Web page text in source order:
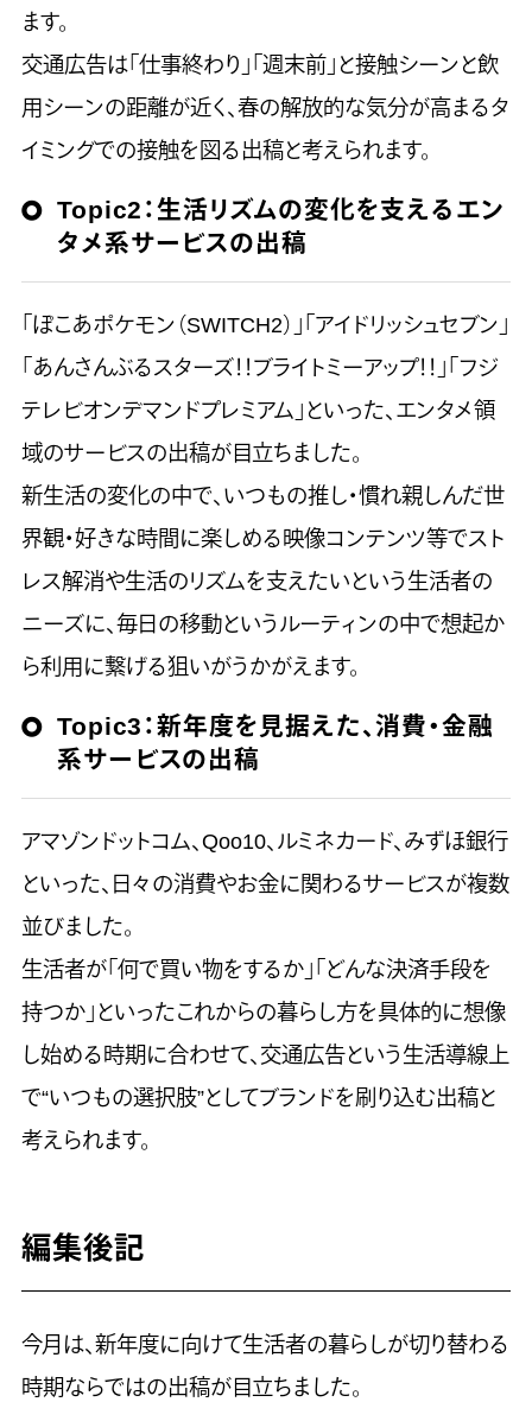
ます。
交通広告は「仕事終わり」「週末前」と接触シーンと飲
用シーンの距離が近く、春の解放的な気分が高まるタ
イミングでの接触を図る出稿と考えられます。
Topic2：生活リズムの変化を支えるエン
タメ系サービスの出稿
「ぽこあポケモン（SWITCH2）」「アイドリッシュセブン」
「あんさんぶるスターズ！！ブライトミーアップ！！」「フジ
テレビオンデマンドプレミアム」といった、エンタメ領
域のサービスの出稿が目立ちました。
新生活の変化の中で、いつもの推し・慣れ親しんだ世
界観・好きな時間に楽しめる映像コンテンツ等でスト
レス解消や生活のリズムを支えたいという生活者の
ニーズに、毎日の移動というルーティンの中で想起か
ら利用に繋げる狙いがうかがえます。
Topic3：新年度を見据えた、消費・金融
系サービスの出稿
アマゾンドットコム、Qoo10、ルミネカード、みずほ銀行
といった、日々の消費やお金に関わるサービスが複数
並びました。
生活者が「何で買い物をするか」「どんな決済手段を
持つか」といったこれからの暮らし方を具体的に想像
し始める時期に合わせて、交通広告という生活導線上
で“いつもの選択肢”としてブランドを刷り込む出稿と
考えられます。
編集後記
今月は、新年度に向けて生活者の暮らしが切り替わる
時期ならではの出稿が目立ちました。